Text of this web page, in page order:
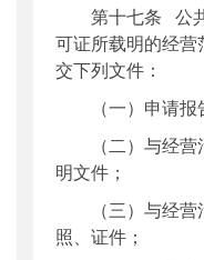
第十七条 公
可证所载明的经
交下列文件：
（一）申请报
（二）与经
明文件；
（三）与经
照、证件；